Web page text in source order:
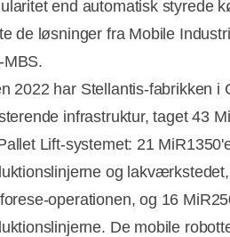
end automatisk styrede
de løsninger fra Mobile
MBS.
2022 har Stellantis-fabrikken
infrastruktur, taget 43
Lift-systemet: 21
og
operationen, og 16
De mobile